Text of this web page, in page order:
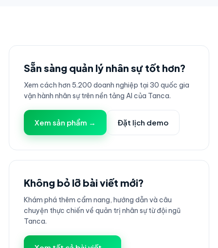
Sẵn sàng quản lý nhân sự tốt hơn?
Xem cách hơn 5.200 doanh nghiệp tại 30 quốc gia
vận hành nhân sự trên nền tảng AI của Tanca.
Xem sản phẩm → Đặt lịch demo
Không bỏ lỡ bài viết mới?
Khám phá thêm cẩm nang, hướng dẫn và câu
chuyện thực chiến về quản trị nhân sự từ đội ngũ
Tanca.